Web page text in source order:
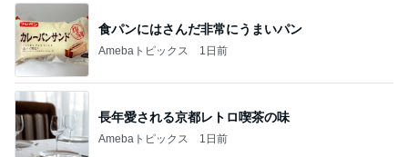
食パンにはさんだ非常にうまいパン
Amebaトピックス 1日前
長年愛される京都レトロ喫茶の味
Amebaトピックス 1日前